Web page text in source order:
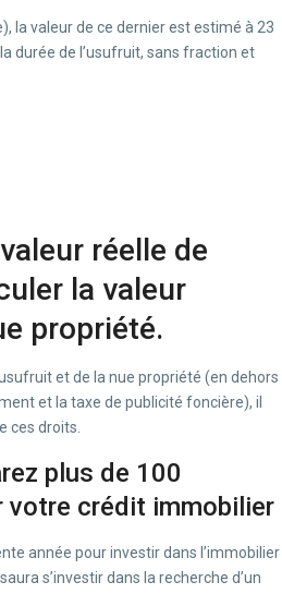
la valeur de ce dernier est estimé à 23
durée de l’usufruit, sans fraction et
réelle de
la valeur
propriété.
et de la nue propriété (en dehors
et la taxe de publicité foncière), il
ces droits.
plus de 100
votre crédit immobilier
année pour investir dans l’immobilier
s’investir dans la recherche d’un